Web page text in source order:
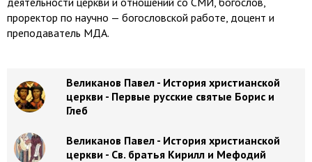
проректор по научно — богословской работе, доцент и
преподаватель МДА.
Великанов Павел - История христианской
церкви - Первые русские святые Борис и
Глеб
Великанов Павел - История христианской
церкви - Св. братья Кирилл и Мефодий